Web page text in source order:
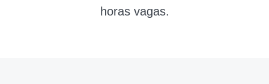
horas vagas.